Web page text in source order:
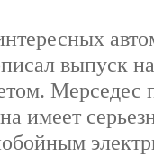
выпуск
Мерседес
имеет